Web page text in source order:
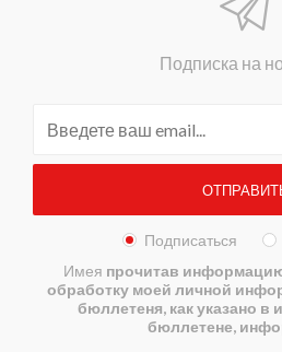
Подписка на
Подписаться
Имея прочитав
обработку моей личной
бюллетеня, как указано
бюллетене,